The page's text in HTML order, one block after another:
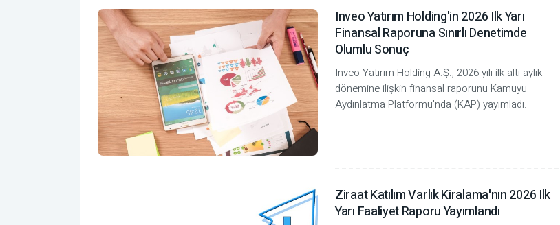
Inveo Yatırım Holding'in 2026 Ilk Yarı
Finansal Raporuna Sınırlı Denetimde
Olumlu Sonuç
Inveo Yatırım Holding A.Ş., 2026 yılı ilk altı aylık
dönemine ilişkin finansal raporunu Kamuyu
Aydınlatma Platformu'nda (KAP) yayımladı.
Ziraat Katılım Varlık Kiralama'nın 2026 Ilk
Yarı Faaliyet Raporu Yayımlandı